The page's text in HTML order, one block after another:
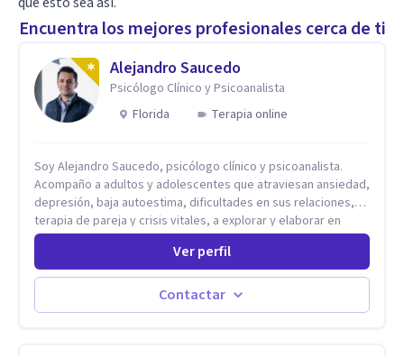
Encuentra los mejores profesionales cerca de ti
Alejandro Saucedo
Psicólogo Clínico y Psicoanalista
Florida
Terapia online
Soy Alejandro Saucedo, psicólogo clínico y psicoanalista.
Acompaño a adultos y adolescentes que atraviesan ansiedad,
depresión, baja autoestima, dificultades en sus relaciones,
terapia de pareja y crisis vitales, a explorar y elaborar en
profundidad los conflictos internos que generan malestar en
autoconocimiento y análisis, es posible acceder a las
historias personales, elaborar las experiencias del pasado y
resignificarlas, liberando su influencia para construir un futuro
Ver perfil
Contactar